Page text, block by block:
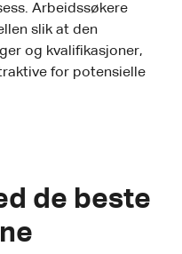
Arbeidssøkere
slik at den
og kvalifikasjoner,
for potensielle
de beste